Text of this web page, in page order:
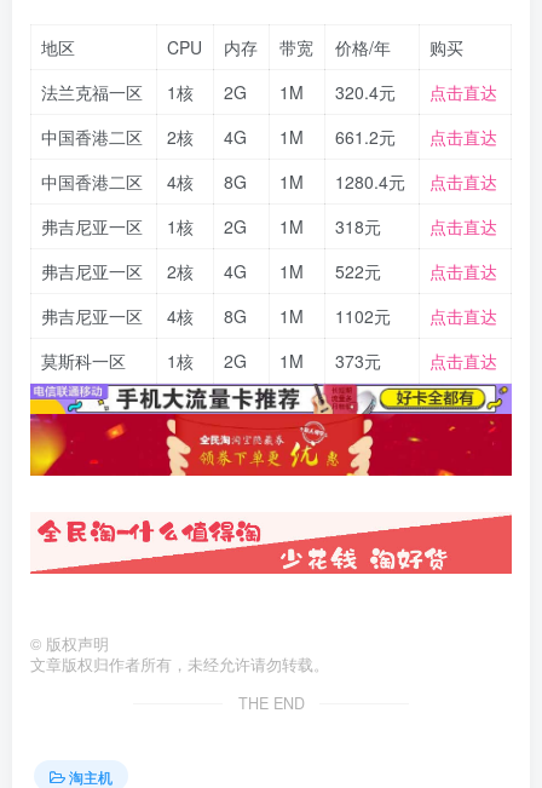
地区 CPU 内存 带宽 价格/年
购买
法兰克福一区
1核 2G 1M 320.4元
点击直达
中国香港二区
2核 4G 1M 661.2元
点击直达
中国香港二区
4核 8G 1M 1280.4元
点击直达
弗吉尼亚一区
1核 2G 1M 318元
点击直达
弗吉尼亚一区
2核 4G 1M 522元
点击直达
弗吉尼亚一区
4核 8G 1M 1102元
点击直达
莫斯科一区
1核 2G 1M 373元 点击直达
© 版权声明
文章版权归作者所有，未经允许请勿转载。
THE END
淘主机